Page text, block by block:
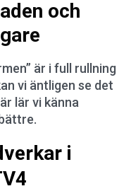
och
är i full rullning
vi äntligen se det
lär vi känna
i